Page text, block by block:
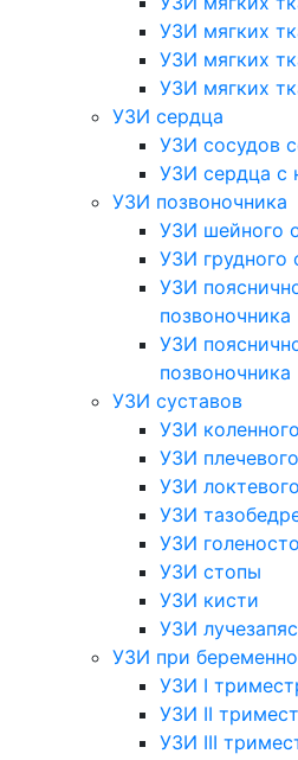
УЗИ мягких
УЗИ мягких
УЗИ мягких
УЗИ сердца
УЗИ сосудов
УЗИ сердца с
УЗИ позвоночника
УЗИ шейного
УЗИ грудного
УЗИ
позвоночника
УЗИ
позвоночника
УЗИ суставов
УЗИ
УЗИ
УЗИ
УЗИ
УЗИ
УЗИ стопы
УЗИ кисти
УЗИ
УЗИ при
УЗИ I
УЗИ II
УЗИ III